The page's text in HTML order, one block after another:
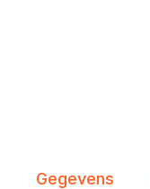
Gegevens